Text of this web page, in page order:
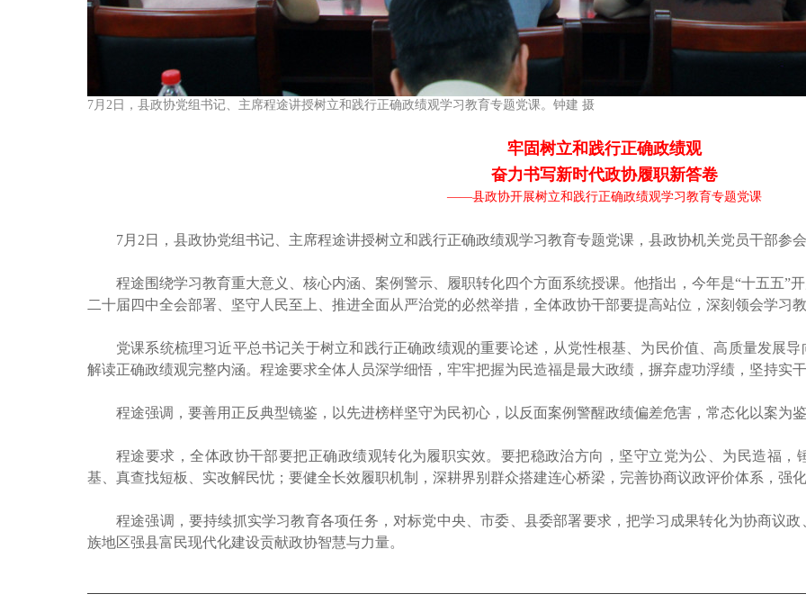
7月2日，县政协党组书记、主席程途讲授树立和践行正确政绩观学习教育专题党课。钟建 摄
牢固树立和践行正确政绩观
奋力书写新时代政协履职新答卷
——县政协开展树立和践行正确政绩观学习教育专题党课
7月2日，县政协党组书记、主席程途讲授树立和践行正确政绩观学习教育专题党课，县政协机关党员干部参
程途围绕学习教育重大意义、核心内涵、案例警示、履职转化四个方面系统授课。他指出，今年是“十五五”
二十届四中全会部署、坚守人民至上、推进全面从严治党的必然举措，全体政协干部要提高站位，深刻领会学习
党课系统梳理习近平总书记关于树立和践行正确政绩观的重要论述，从党性根基、为民价值、高质量发展
解读正确政绩观完整内涵。程途要求全体人员深学细悟，牢牢把握为民造福是最大政绩，摒弃虚功浮绩，坚持实
程途强调，要善用正反典型镜鉴，以先进榜样坚守为民初心，以反面案例警醒政绩偏差危害，常态化以案为
程途要求，全体政协干部要把正确政绩观转化为履职实效。要把稳政治方向，坚守立党为公、为民造福
基、真查找短板、实改解民忧；要健全长效履职机制，深耕界别群众搭建连心桥梁，完善协商议政评价体系，强
程途强调，要持续抓实学习教育各项任务，对标党中央、市委、县委部署要求，把学习成果转化为协商议
族地区强县富民现代化建设贡献政协智慧与力量。